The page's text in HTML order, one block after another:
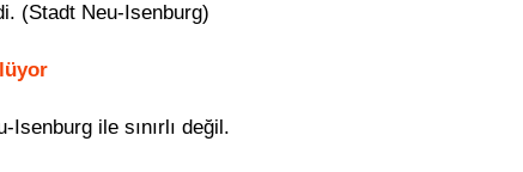
(Stadt Neu-Isenburg⁠)
ile sınırlı değil.